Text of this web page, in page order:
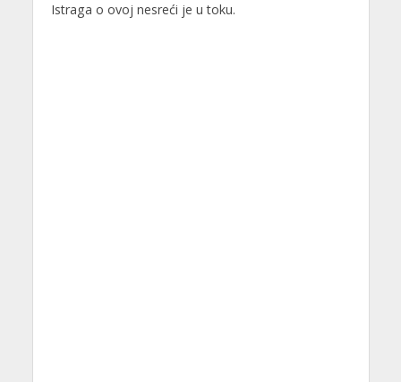
Istraga o ovoj nesreći je u toku.